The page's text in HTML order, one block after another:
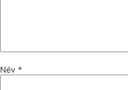
Név *